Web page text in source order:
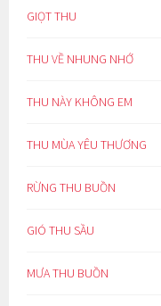
GIỌT THU
THU VỀ NHUNG NHỚ
THU NÀY KHÔNG EM
THU MÙA YÊU THƯƠNG
RỪNG THU BUỒN
GIÓ THU SẦU
MƯA THU BUỒN